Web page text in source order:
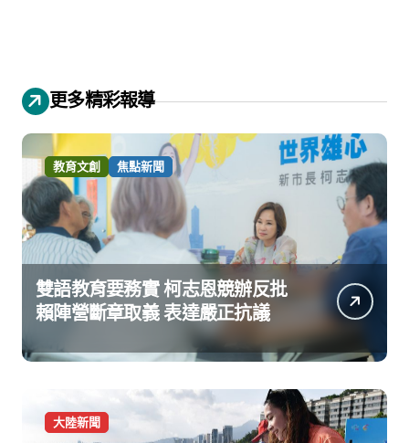
更多精彩報導
教育文創 焦點新聞
雙語教育要務實 柯志恩競辦反批
賴陣營斷章取義 表達嚴正抗議
大陸新聞